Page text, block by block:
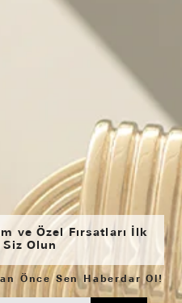
ve Özel Fırsatları İlk
Olun
Önce Sen Haberdar Ol!